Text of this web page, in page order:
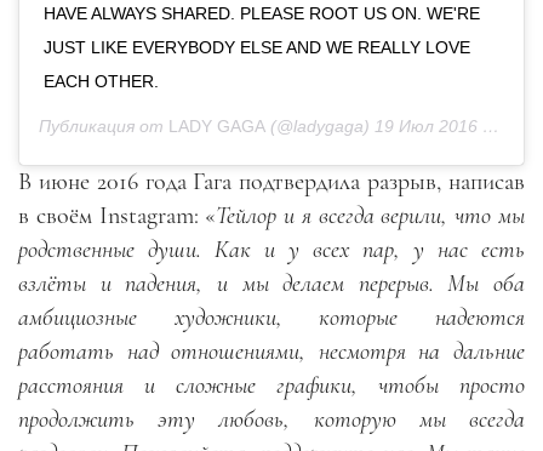
HAVE ALWAYS SHARED. PLEASE ROOT US ON. WE'RE
JUST LIKE EVERYBODY ELSE AND WE REALLY LOVE
EACH OTHER.
Публикация от LADY GAGA (@ladygaga) 19 Июл 2016 в 9:05 PDT
В июне 2016 года Гага подтвердила разрыв, написав
в своём Instagram: «Тейлор и я всегда верили, что мы
родственные души. Как и у всех пар, у нас есть
взлёты и падения, и мы делаем перерыв. Мы оба
амбициозные художники, которые надеются
работать над отношениями, несмотря на дальние
расстояния и сложные графики, чтобы просто
продолжить эту любовь, которую мы всегда